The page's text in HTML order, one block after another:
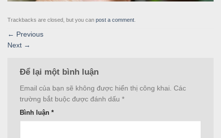
Trackbacks are closed, but you can post a comment
← Previous
Next →
Để lại một bình luận
Email của bạn sẽ không được hiển thị công khai. Các
trường bắt buộc được đánh dấu *
Bình luận *